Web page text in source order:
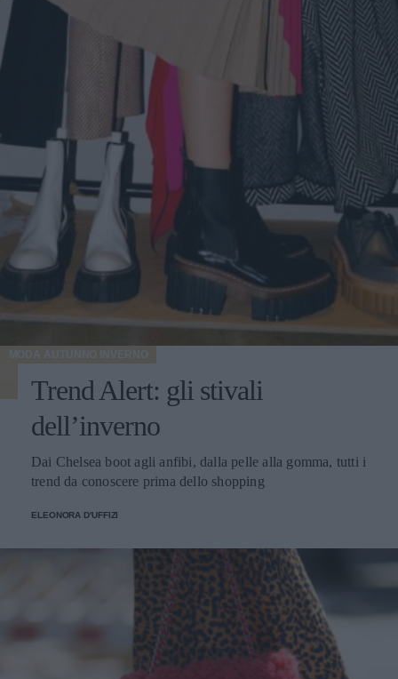
MODA AUTUNNO INVERNO
Trend Alert: gli stivali
dell’inverno
Dai Chelsea boot agli anfibi, dalla pelle alla gomma, tutti i
trend da conoscere prima dello shopping
ELEONORA D'UFFIZI